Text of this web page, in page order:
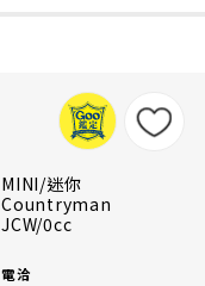
MINI/迷你
Countryman
JCW/0cc
電洽